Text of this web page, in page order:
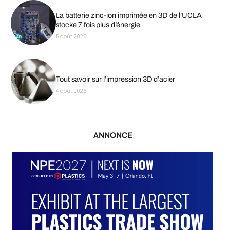
La batterie zinc-ion imprimée en 3D de l’UCLA
stocke 7 fois plus d’énergie
5 août 2026
Tout savoir sur l’impression 3D d’acier
4 août 2026
ANNONCE